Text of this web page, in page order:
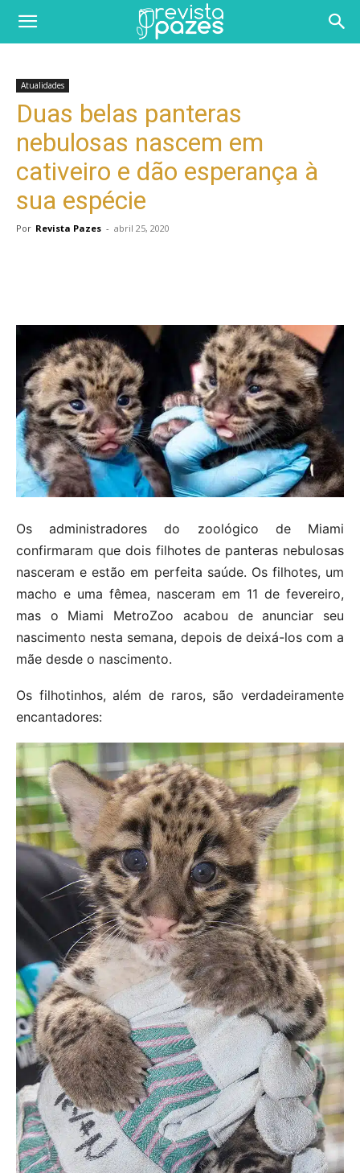
Atualidades
Duas belas panteras
nebulosas nascem em
cativeiro e dão esperança à
sua espécie
Por Revista Pazes - abril 25, 2020
Os administradores do zoológico de Miami
confirmaram que dois filhotes de panteras nebulosas
nasceram e estão em perfeita saúde. Os filhotes, um
macho e uma fêmea, nasceram em 11 de fevereiro,
mas o Miami MetroZoo acabou de anunciar seu
nascimento nesta semana, depois de deixá-los com a
mãe desde o nascimento.
Os filhotinhos, além de raros, são verdadeiramente
encantadores: